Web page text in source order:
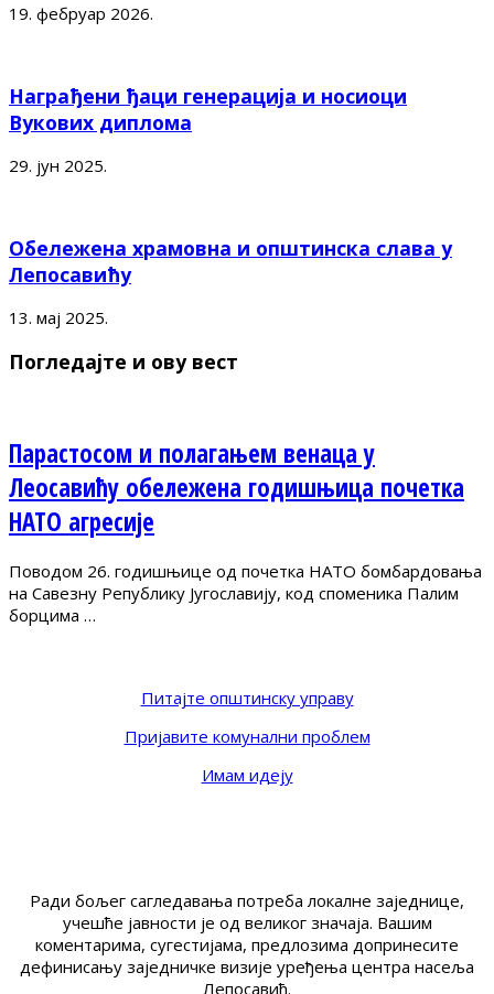
19. фебруар 2026.
Награђени ђаци генерација и носиоци
Вукових диплома
29. јун 2025.
Обележена храмовна и општинска слава у
Лепосавићу
13. мај 2025.
Погледајте и ову вест
Парастосом и полагањем венаца у
Леосавићу обележена годишњица почетка
НАТО агресије
Поводом 26. годишњице од почетка НАТО бомбардовања
на Савезну Републику Југославију, код споменика Палим
борцима …
Питајте општинску управу
Пријавите комунални проблем
Имам идеју
Ради бољег сагледавања потреба локалне заједнице,
учешће јавности је од великог значаја. Вашим
коментарима, сугестијама, предлозима допринесите
дефинисању заједничке визије уређења центра насеља
Лепосавић.